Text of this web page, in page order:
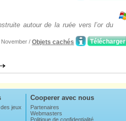
autour de la ruée vers l’or du
Télécharger
November / Objets cachés
jeux
Cooperer avec nous
Partenaires
Webmasters
Politique de confidentialité